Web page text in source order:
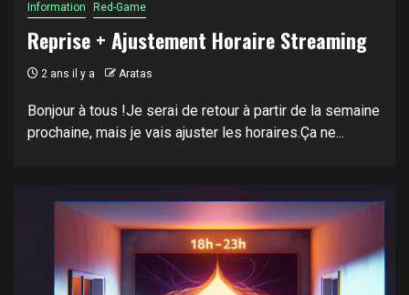
Information Red-Game
Reprise + Ajustement Horaire Streaming
2 ans il y a Aratas
Bonjour à tous !Je serai de retour à partir de la semaine
prochaine, mais je vais ajuster les horaires.Ça ne...